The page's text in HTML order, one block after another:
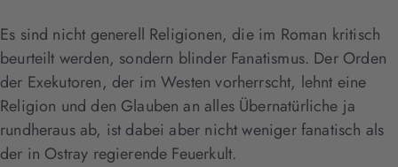
Es sind nicht generell Religionen, die im Roman kritisch
beurteilt werden, sondern blinder Fanatismus. Der Orden
der Exekutoren, der im Westen vorherrscht, lehnt eine
Religion und den Glauben an alles Übernatürliche ja
rundheraus ab, ist dabei aber nicht weniger fanatisch als
der in Ostray regierende Feuerkult.